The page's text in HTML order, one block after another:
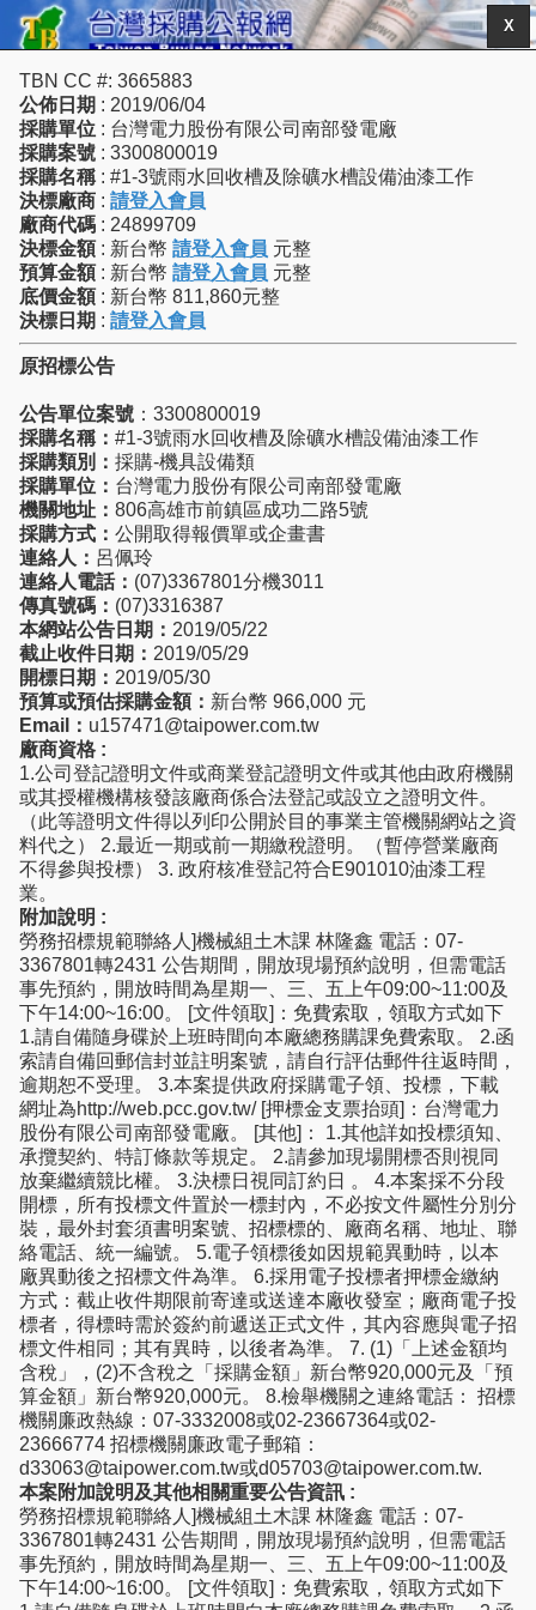
X
TBN CC #: 3665883
公佈日期 : 2019/06/04
採購單位 : 台灣電力股份有限公司南部發電廠
採購案號 : 3300800019
採購名稱 : #1-3號雨水回收槽及除礦水槽設備油漆工作
決標廠商 : 請登入會員
廠商代碼 : 24899709
決標金額 : 新台幣 請登入會員 元整
預算金額 : 新台幣 請登入會員 元整
底價金額 : 新台幣 811,860元整
決標日期 : 請登入會員
原招標公告
公告單位案號 ：3300800019
採購名稱： #1-3號雨水回收槽及除礦水槽設備油漆工作
採購類別： 採購-機具設備類
採購單位： 台灣電力股份有限公司南部發電廠
機關地址： 806高雄市前鎮區成功二路5號
採購方式： 公開取得報價單或企畫書
連絡人： 呂佩玲
連絡人電話： (07)3367801分機3011
傳真號碼： (07)3316387
本網站公告日期： 2019/05/22
截止收件日期： 2019/05/29
開標日期： 2019/05/30
預算或預估採購金額： 新台幣 966,000 元
Email： u157471@taipower.com.tw
廠商資格 :
1.公司登記證明文件或商業登記證明文件或其他由政府機關
或其授權機構核發該廠商係合法登記或設立之證明文件。
（此等證明文件得以列印公開於目的事業主管機關網站之資
料代之） 2.最近一期或前一期繳稅證明。（暫停營業廠商
不得參與投標） 3. 政府核准登記符合E901010油漆工程
業。
附加說明 :
勞務招標規範聯絡人]機械組土木課 林隆鑫 電話：07-
3367801轉2431 公告期間，開放現場預約說明，但需電話
事先預約，開放時間為星期一、三、五上午09:00~11:00及
下午14:00~16:00。 [文件領取]：免費索取，領取方式如下
1.請自備隨身碟於上班時間向本廠總務購課免費索取。 2.函
索請自備回郵信封並註明案號，請自行評估郵件往返時間，
逾期恕不受理。 3.本案提供政府採購電子領、投標，下載
網址為http://web.pcc.gov.tw/ [押標金支票抬頭]：台灣電力
股份有限公司南部發電廠。 [其他]： 1.其他詳如投標須知、
承攬契約、特訂條款等規定。 2.請參加現場開標否則視同
放棄繼續競比權。 3.決標日視同訂約日 。 4.本案採不分段
開標，所有投標文件置於一標封內，不必按文件屬性分別分
裝，最外封套須書明案號、招標標的、廠商名稱、地址、聯
絡電話、統一編號。 5.電子領標後如因規範異動時，以本
廠異動後之招標文件為準。 6.採用電子投標者押標金繳納
方式：截止收件期限前寄達或送達本廠收發室；廠商電子投
標者，得標時需於簽約前遞送正式文件，其內容應與電子招
標文件相同；其有異時，以後者為準。 7. (1)「上述金額均
含稅」，(2)不含稅之「採購金額」新台幣920,000元及「預
算金額」新台幣920,000元。 8.檢舉機關之連絡電話： 招標
機關廉政熱線：07-3332008或02-23667364或02-
23666774 招標機關廉政電子郵箱：
d33063@taipower.com.tw或d05703@taipower.com.tw.
本案附加說明及其他相關重要公告資訊 :
勞務招標規範聯絡人]機械組土木課 林隆鑫 電話：07-
3367801轉2431 公告期間，開放現場預約說明，但需電話
事先預約，開放時間為星期一、三、五上午09:00~11:00及
下午14:00~16:00。 [文件領取]：免費索取，領取方式如下